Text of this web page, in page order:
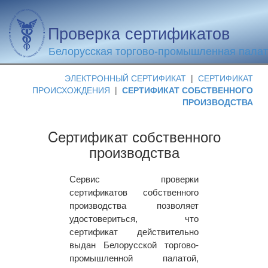
Проверка сертификатов
Белорусская торгово-промышленная
ЭЛЕКТРОННЫЙ СЕРТИФИКАТ | СЕРТИФИКАТ
ПРОИСХОЖДЕНИЯ | СЕРТИФИКАТ СОБСТВЕННОГО
ПРОИЗВОДСТВА
Cертификат собственного
производства
Сервис проверки
сертификатов собственного
производства позволяет
удостовериться, что
сертификат действительно
выдан Белорусской торгово-
промышленной палатой,